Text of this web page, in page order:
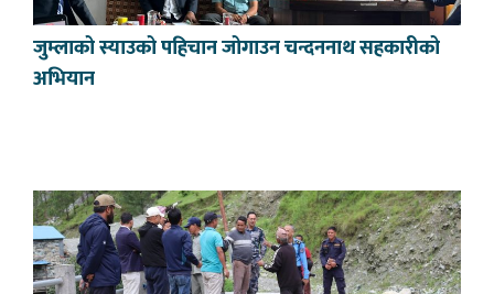
जुम्लाको स्याउको पहिचान जोगाउन चन्दननाथ सहकारीको
अभियान